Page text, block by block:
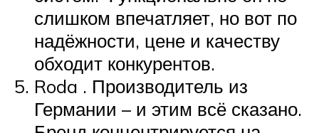
слишком впечатляет, но вот по
надёжности, цене и качеству
обходит конкурентов.
Roda . Производитель из
Германии – и этим всё сказано.